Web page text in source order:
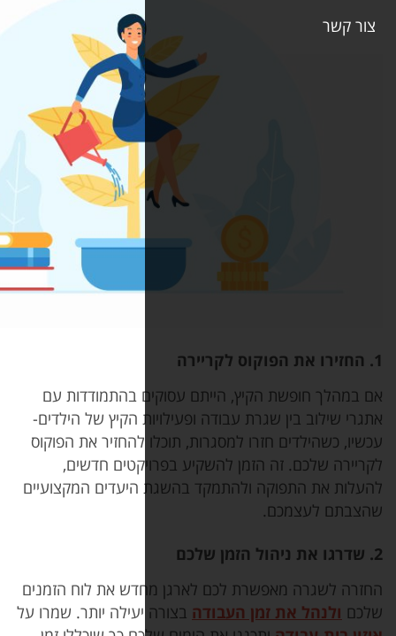
הייתם עסוקים בהתמודדות עם
עבודה ופעילויות הקיץ של הילדים-
למסגרות, תוכלו להחזיר את הפוקוס
להשקיע בפרויקטים חדשים,
בהשגת היעדים המקצועיים
לכם לארגן מחדש את לוח הזמנים
העבודהבצורה יעילה יותר. שמרו על